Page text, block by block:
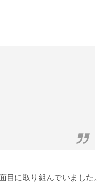
目に取り組んでいました。